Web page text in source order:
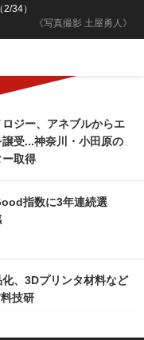
《写真撮影 土屋勇人》
34）
ジー、アネブルからエ
受...神奈川・小田原の
取得
指数に3年連続選
、3Dプリンタ材料など
技研